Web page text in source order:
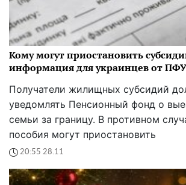
Кому могут приостановить
информация для украинцев от ПФУ
Получатели жилищных субсидий
уведомлять Пенсионный фонд о
семьи за границу. В противном
пособия могут приостановить
20:55 28.11